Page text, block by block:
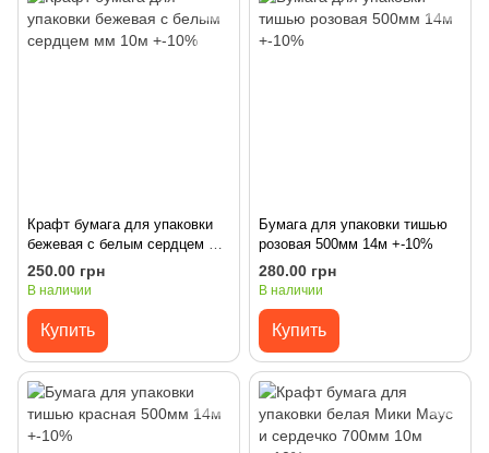
Крафт бумага для упаковки
бежевая с белым сердцем мм
10м +-10%
250.00 грн
В наличии
Купить
Бумага для упаковки тишью
розовая 500мм 14м +-10%
280.00 грн
В наличии
Купить